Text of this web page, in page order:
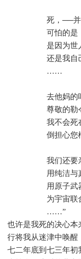
 死，──并
 可怕的
 是因为世
 还是我自
 ……
 去他妈的
 尊敬的勒
 我不会死
 倒担心您
 我们还要
 用纯洁与
 用原子武
 为宇宙联
 ……”
也许是我死的决
行将我从迷津中唤醒
七二年底到七三